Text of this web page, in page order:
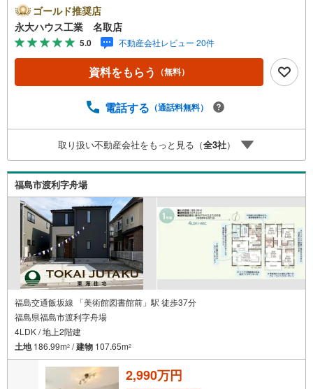
の多数店舗で展開中！こちらでは当社の強みを大きく2つに
分けてご紹介！1.＜豊富な不動産知識＞戸建・マンショ
ン・土地...と種別を問わず不動産を取り扱っております。
更に教育施設や商業施設、子育て環境や行政などの地域情
報を総合し、お客様により良い物件選びをして頂けるよ
う、しっかりとサポートさせて頂きます。2.＜経験豊富な
ォーム】など住宅に関する様々なご質問はもちろん、ご購
ご説明させて頂きます。各店舗ではキッズスペースも完
備！お子様連れのご家族様で是非お越しください。営業時
間:10:00～18:00（定休日火・水曜日※店舗により変動あ
り）現地のご案内も可能ですので、どうぞお気軽にお問い
合わせください！
ゴールド推奨店
永大ハウス工業 名取店
5.0 不動産会社レビュー 20件
資料をもらう （無料）
電話する （通話料無料）
取り扱い不動産会社をもっと見る（全3社）
福島市渡利字舟場
福島交通飯坂線 「美術館図書館前」駅 徒歩37分
福島県福島市渡利字舟場
4LDK / 地上2階建
土地186.99m2 /建物 107.65m2
2,990万円